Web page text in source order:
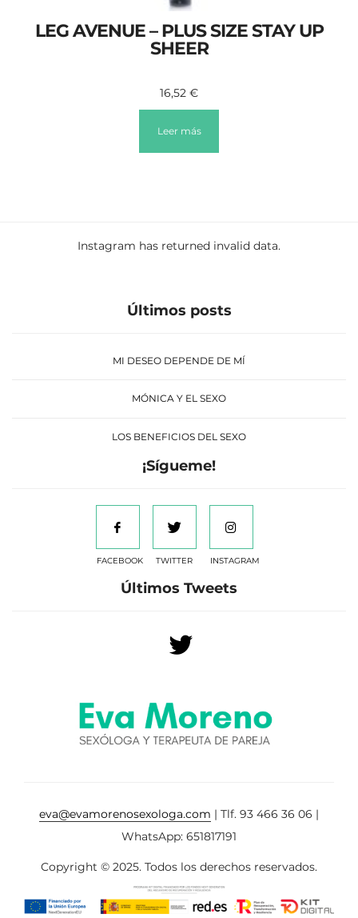
LEG AVENUE – PLUS SIZE STAY UP
SHEER
16,52 €
Leer más
Instagram has returned invalid data.
Últimos posts
MI DESEO DEPENDE DE MÍ
MÓNICA Y EL SEXO
LOS BENEFICIOS DEL SEXO
¡Sígueme!
FACEBOOK TWITTER INSTAGRAM
Últimos Tweets
eva@evamorenosexologa.com | Tlf. 93 466 36 06 |
WhatsApp: 651817191
Copyright © 2025. Todos los derechos reservados.